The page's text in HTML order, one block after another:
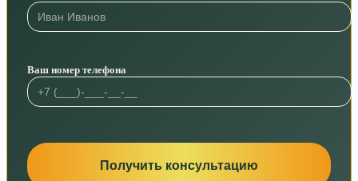
Ваш номер телефона